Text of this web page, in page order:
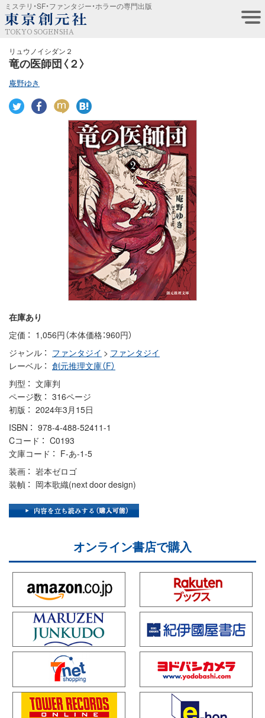
ミステリ・SF・ファンタジー・ホラーの専門出版
TOKYO SOGENSHA
リュウノイシダン２
竜の医師団〈２〉
庵野ゆき
在庫あり
定価
1,056円（本体価格：960円）
ジャンル
ファンタジイ > ファンタジイ
レーベル
創元推理文庫（F）
判型
文庫判
ページ数
316ページ
初版
2024年3月15日
ISBN
978-4-488-52411-1
Cコード
C0193
文庫コード
F-あ-1-5
装画
岩本ゼロゴ
装幀
岡本歌織(next door design)
オンライン書店で購入